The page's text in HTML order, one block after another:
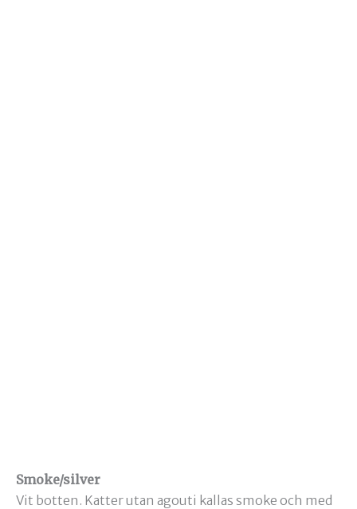
Smoke/silver
Vit botten. Katter utan agouti kallas smoke och med